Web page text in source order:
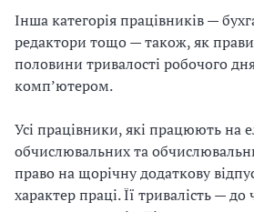
Інша категорія працівників —
редактори тощо — також, як
половини тривалості робочого
комп’ютером.
Усі працівники, які працюють на
обчислювальних та
право на щорічну додаткову
характер праці. Її тривалість — до
ш
к
і
д
и
в
и
м